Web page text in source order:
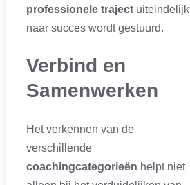
professionele traject uiteindelijk
naar succes wordt gestuurd.
Verbind en
Samenwerken
Het verkennen van de
verschillende
coachingcategorieën helpt niet